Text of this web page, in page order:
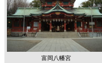
富岡八幡宮